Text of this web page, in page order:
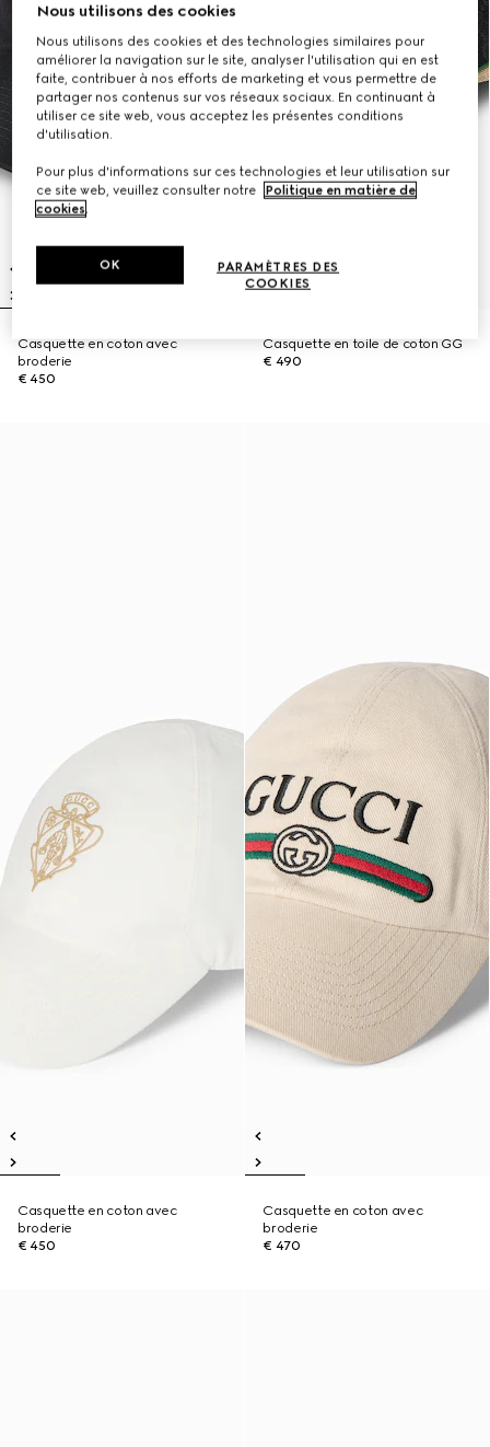
Casquette en coton avec
broderie
€ 450
Casquette en toile de coton GG
€ 490
Casquette en coton avec
broderie
€ 450
Casquette en coton avec
broderie
€ 470
Nous utilisons des cookies
Nous utilisons des cookies et des technologies similaires pour
améliorer la navigation sur le site, analyser l'utilisation qui en est
faite, contribuer à nos efforts de marketing et vous permettre de
partager nos contenus sur vos réseaux sociaux. En continuant à
utiliser ce site web, vous acceptez les présentes conditions
d'utilisation.
Pour plus d'informations sur ces technologies et leur utilisation sur
ce site web, veuillez consulter notre
Politique en matière de
cookies.
PARAMÈTRES DES
COOKIES
OK